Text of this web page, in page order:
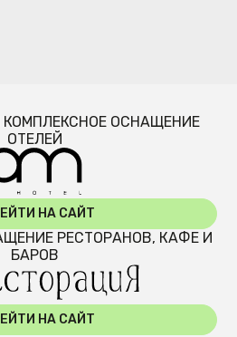
ОСНАЩЕНИЕ
ОТЕЛЕЙ
НА САЙТ
РЕСТОРАНОВ, КАФЕ И
БАРОВ
НА САЙТ